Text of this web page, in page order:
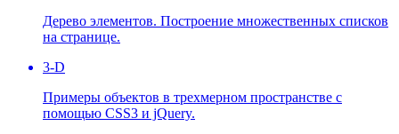
Дерево элементов. Построение множественных списков
на странице.
3-D
Примеры объектов в трехмерном пространстве с
помощью CSS3 и jQuery.